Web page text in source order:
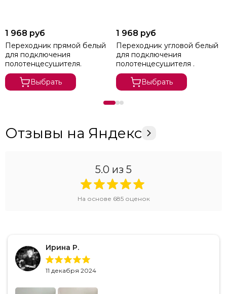
1 968 руб
Переходник прямой белый
для подключения
полотенцесушителя.
Выбрать
1 968 руб
Переходник угловой белый
для подключения
полотенцесушителя .
Выбрать
Отзывы на Яндекс
5.0 из 5
На основе 685оценок
Ирина Р.
11 декабря 2024